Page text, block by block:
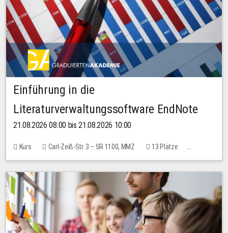
Einführung in die
Literaturverwaltungssoftware EndNote
21.08.2026 08:00 bis 21.08.2026 10:00
Kurs Carl-Zeiß-Str. 3 – SR 1100, MMZ
13 Plätze
10,00 EUR